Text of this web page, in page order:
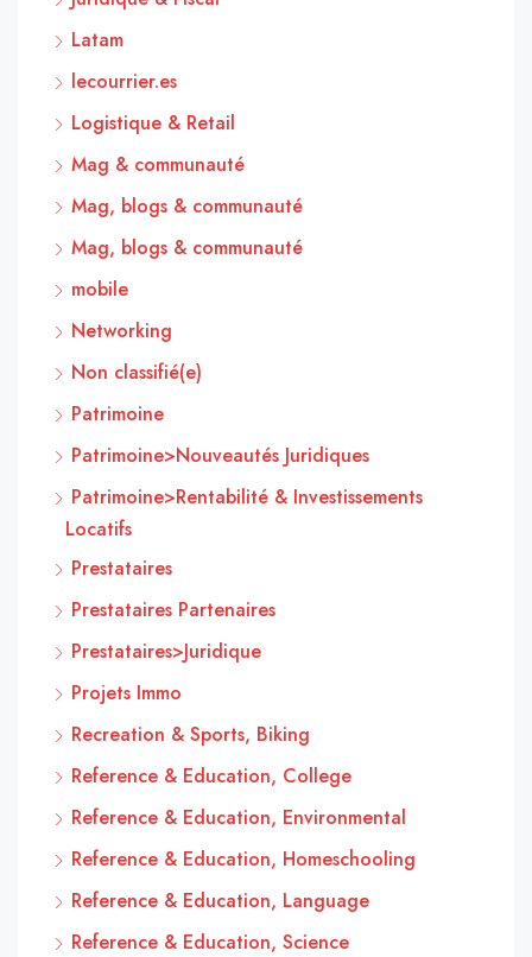
Latam
lecourrier.es
Logistique & Retail
Mag & communauté
Mag, blogs & communauté
Mag, blogs & communauté
mobile
Networking
Non classifié(e)
Patrimoine
Patrimoine>Nouveautés Juridiques
Patrimoine>Rentabilité & Investissements
Locatifs
Prestataires
Prestataires Partenaires
Prestataires>Juridique
Projets Immo
Recreation & Sports, Biking
Reference & Education, College
Reference & Education, Environmental
Reference & Education, Homeschooling
Reference & Education, Language
Reference & Education, Science